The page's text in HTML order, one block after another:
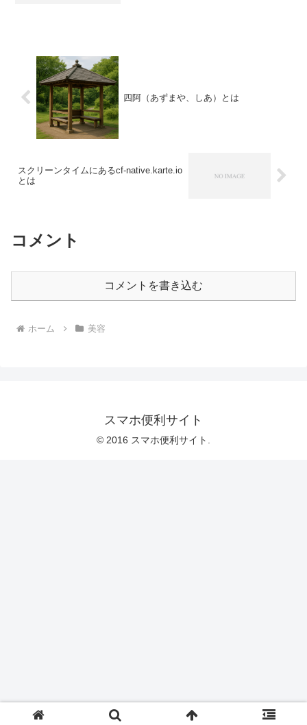
四阿（あずまや、しあ）とは
スクリーンタイムにあるcf-native.karte.io
とは
コメント
コメントを書き込む
ホーム 美容
スマホ便利サイト
© 2016 スマホ便利サイト.